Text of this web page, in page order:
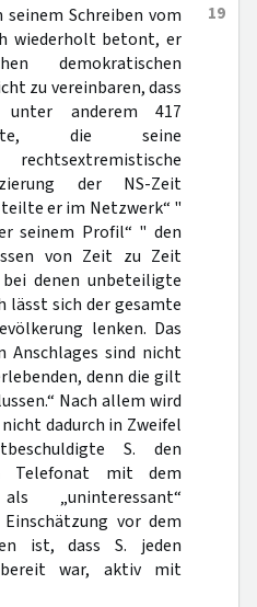
19
Schreiben vom
wiederholt betont, er
demokratischen
zu vereinbaren, dass
anderem 417
die seine
der NS-Zeit
er im Netzwerk“ "
seinem Profil“ " den
von Zeit zu Zeit
denen unbeteiligte
lässt sich der gesamte
lenken. Das
Anschlages sind nicht
denn die gilt
Nach allem wird
dadurch in Zweifel
S. den
Telefonat mit dem
„uninteressant“
vor dem
ist, dass S. jeden
war, aktiv mit